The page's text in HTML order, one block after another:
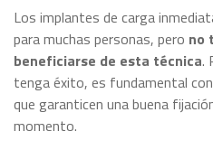
Los implantes de carga
para muchas personas, pero no
beneficiarse de esta técnica.
tenga éxito, es fundamental
que garanticen una buena
momento.